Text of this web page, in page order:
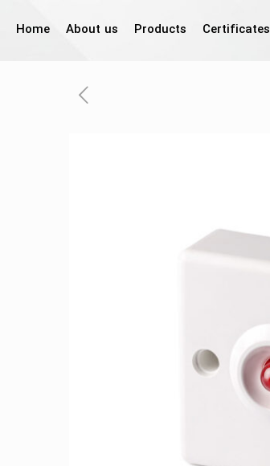
Home About us Products Certificates